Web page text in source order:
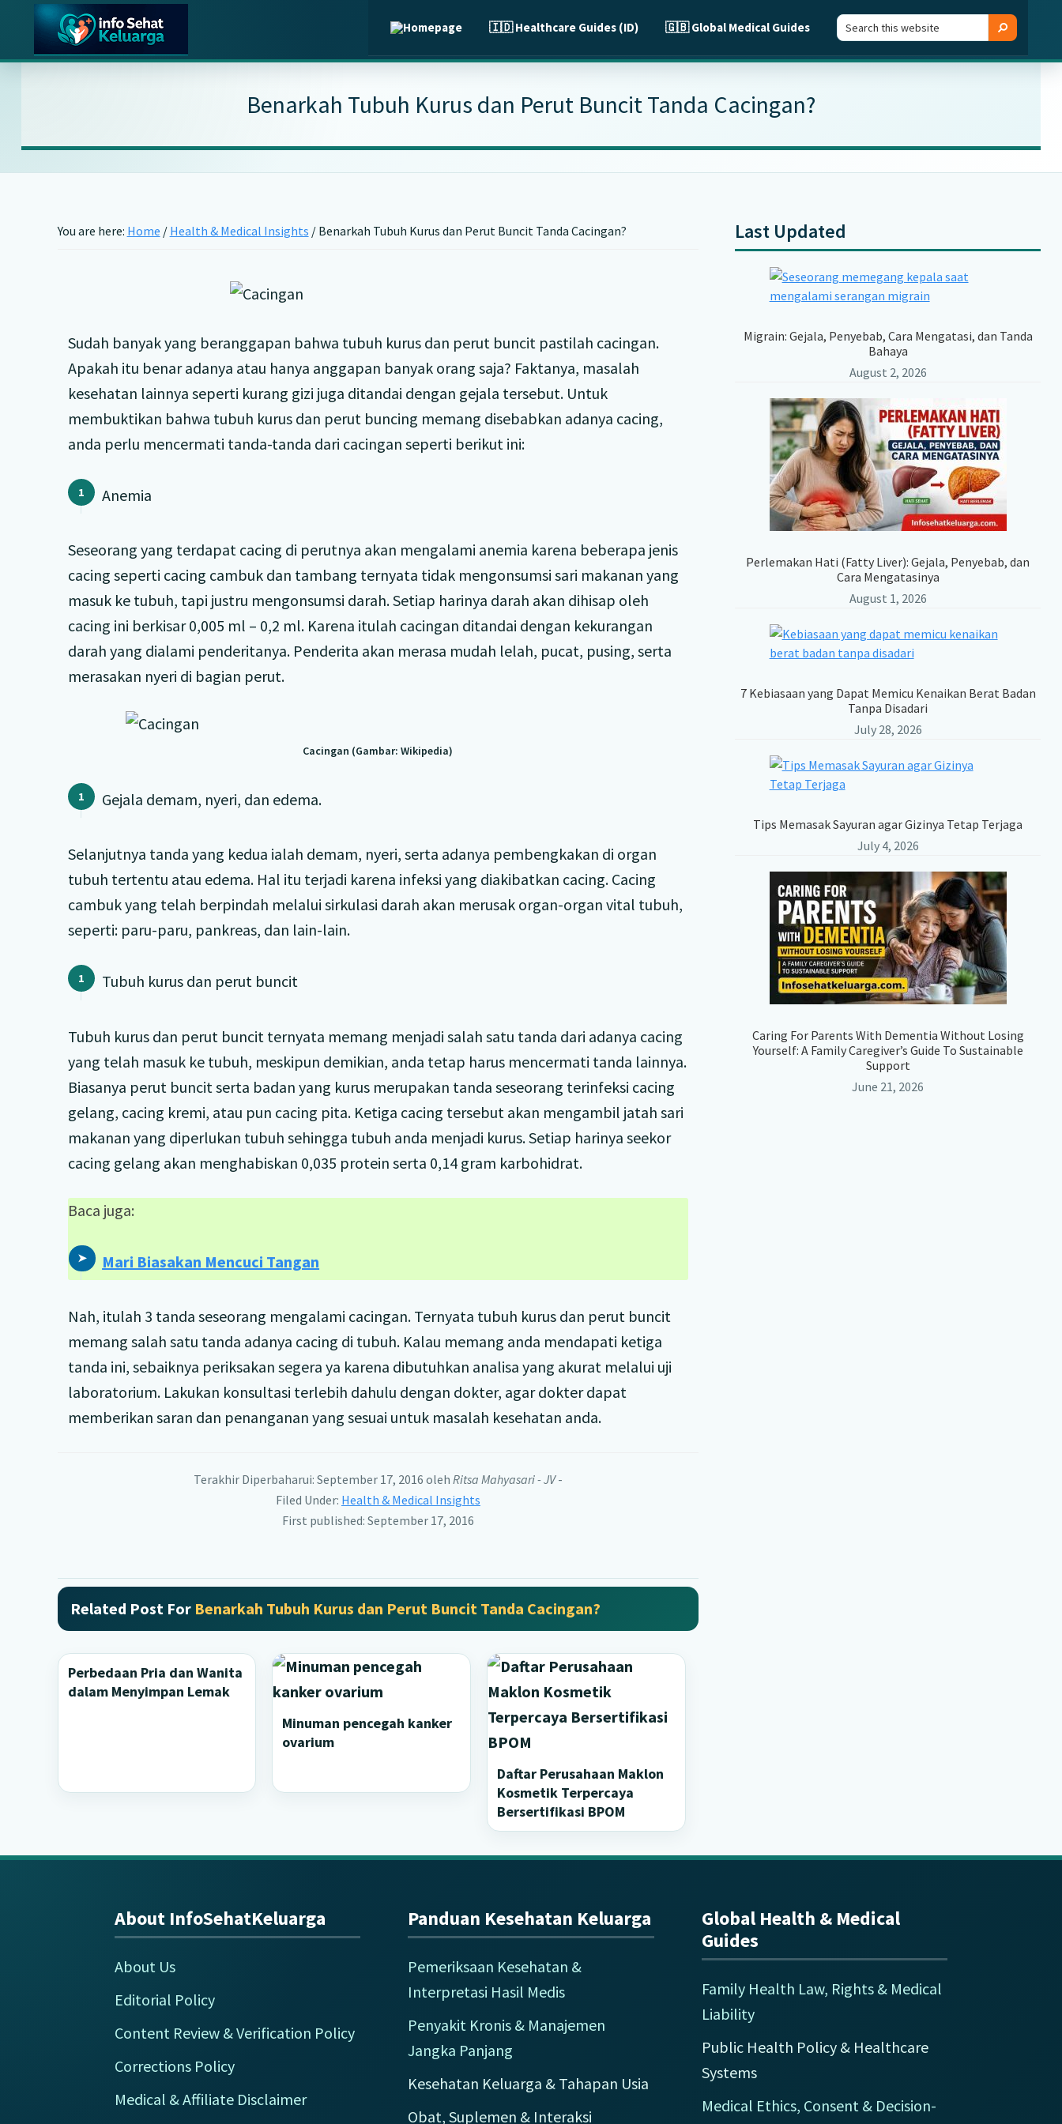
primary
main
primary
footerInfo
Temukan
Keluarga
Terpercaya
🇮🇩 Healthcare Guides (ID) 🇬🇧 Global Medical Guides
Search
this
website
Search
Benarkah Tubuh Kurus dan Perut Buncit Tanda Cacingan?
You are here: Home / Health & Medical Insights /Benarkah Tubuh Kurus dan Perut Buncit Tanda Cacingan?
Sudah banyak yang beranggapan bahwa tubuh kurus dan perut buncit pastilah cacingan.
Apakah itu benar adanya atau hanya anggapan banyak orang saja? Faktanya, masalah
kesehatan lainnya seperti kurang gizi juga ditandai dengan gejala tersebut. Untuk
membuktikan bahwa tubuh kurus dan perut buncing memang disebabkan adanya cacing,
anda perlu mencermati tanda-tanda dari cacingan seperti berikut ini:
Anemia
Seseorang yang terdapat cacing di perutnya akan mengalami anemia karena beberapa jenis
cacing seperti cacing cambuk dan tambang ternyata tidak mengonsumsi sari makanan yang
masuk ke tubuh, tapi justru mengonsumsi darah. Setiap harinya darah akan dihisap oleh
cacing ini berkisar 0,005 ml – 0,2 ml. Karena itulah cacingan ditandai dengan kekurangan
darah yang dialami penderitanya. Penderita akan merasa mudah lelah, pucat, pusing, serta
merasakan nyeri di bagian perut.
Cacingan (Gambar: Wikipedia)
Gejala demam, nyeri, dan edema.
Selanjutnya tanda yang kedua ialah demam, nyeri, serta adanya pembengkakan di organ
tubuh tertentu atau edema. Hal itu terjadi karena infeksi yang diakibatkan cacing. Cacing
cambuk yang telah berpindah melalui sirkulasi darah akan merusak organ-organ vital tubuh,
seperti: paru-paru, pankreas, dan lain-lain.
Tubuh kurus dan perut buncit
Tubuh kurus dan perut buncit ternyata memang menjadi salah satu tanda dari adanya cacing
yang telah masuk ke tubuh, meskipun demikian, anda tetap harus mencermati tanda lainnya.
Biasanya perut buncit serta badan yang kurus merupakan tanda seseorang terinfeksi cacing
gelang, cacing kremi, atau pun cacing pita. Ketiga cacing tersebut akan mengambil jatah sari
makanan yang diperlukan tubuh sehingga tubuh anda menjadi kurus. Setiap harinya seekor
cacing gelang akan menghabiskan 0,035 protein serta 0,14 gram karbohidrat.
Baca juga:
Mari Biasakan Mencuci Tangan
Nah, itulah 3 tanda seseorang mengalami cacingan. Ternyata tubuh kurus dan perut buncit
memang salah satu tanda adanya cacing di tubuh. Kalau memang anda mendapati ketiga
tanda ini, sebaiknya periksakan segera ya karena dibutuhkan analisa yang akurat melalui uji
laboratorium. Lakukan konsultasi terlebih dahulu dengan dokter, agar dokter dapat
memberikan saran dan penanganan yang sesuai untuk masalah kesehatan anda.
Terakhir Diperbaharui: September 17, 2016 oleh Ritsa Mahyasari - JV-
Filed Under: Health & Medical Insights
First published: September 17, 2016
Related Post For Benarkah Tubuh Kurus dan Perut Buncit Tanda Cacingan?
Perbedaan Pria dan Wanita
dalam Menyimpan Lemak
Minuman pencegah kanker
ovarium
Daftar Perusahaan Maklon
Kosmetik Terpercaya
Bersertifikasi BPOM
Primary
Sidebar
Last Updated
Migrain: Gejala, Penyebab, Cara Mengatasi, dan Tanda
Bahaya
August 2, 2026
Perlemakan Hati (Fatty Liver): Gejala, Penyebab, dan
Cara Mengatasinya
August 1, 2026
7 Kebiasaan yang Dapat Memicu Kenaikan Berat Badan
Tanpa Disadari
July 28, 2026
Tips Memasak Sayuran agar Gizinya Tetap Terjaga
July 4, 2026
Caring For Parents With Dementia Without Losing
Yourself: A Family Caregiver’s Guide To Sustainable
Support
June 21, 2026
About InfoSehatKeluarga
About Us
Editorial Policy
Content Review & Verification Policy
Corrections Policy
Medical & Affiliate Disclaimer
Panduan Kesehatan Keluarga
Pemeriksaan Kesehatan &
Interpretasi Hasil Medis
Penyakit Kronis & Manajemen
Jangka Panjang
Kesehatan Keluarga & Tahapan Usia
Obat, Suplemen & Interaksi
Global Health & Medical
Guides
Family Health Law, Rights & Medical
Liability
Public Health Policy & Healthcare
Systems
Medical Ethics, Consent & Decision-